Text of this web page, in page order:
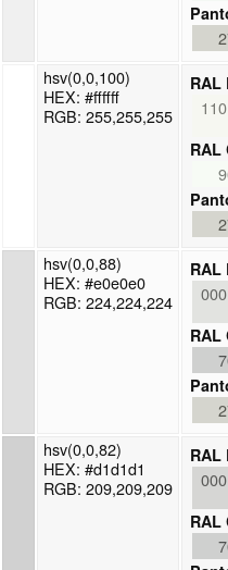
hsv(0,0,100)
HEX: #ffffff
RGB: 255,255,255
RAL
RAL
hsv(0,0,88)
HEX: #e0e0e0
RGB: 224,224,224
RAL
RAL
hsv(0,0,82)
HEX: #d1d1d1
RGB: 209,209,209
RAL
RAL